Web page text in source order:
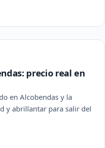
precio real en
en Alcobendas y la
y abrillantar para salir del